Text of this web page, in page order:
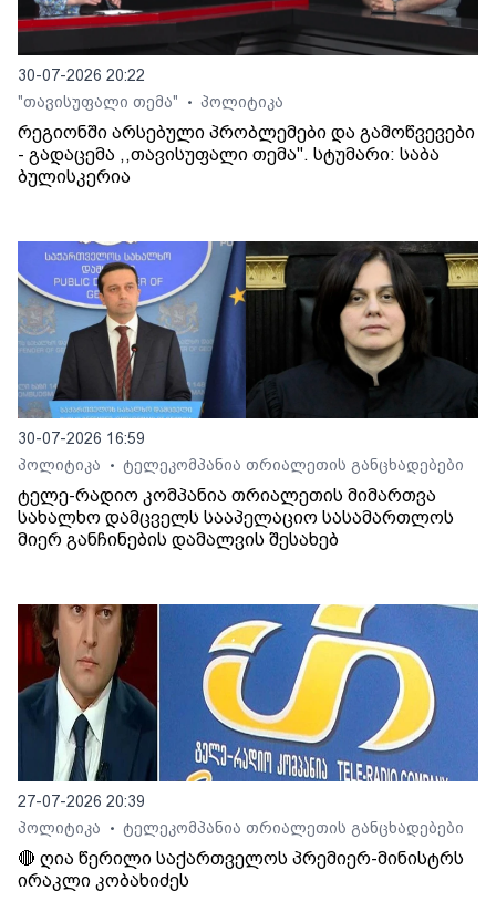
30-07-2026 20:22
"თავისუფალი თემა"
• პოლიტიკა
რეგიონში არსებული პრობლემები და გამოწვევები
- გადაცემა ,,თავისუფალი თემა". სტუმარი: საბა
ბულისკერია
30-07-2026 16:59
პოლიტიკა
• ტელეკომპანია თრიალეთის განცხადებები
ტელე-რადიო კომპანია თრიალეთის მიმართვა
სახალხო დამცველს სააპელაციო სასამართლოს
მიერ განჩინების დამალვის შესახებ
27-07-2026 20:39
პოლიტიკა
• ტელეკომპანია თრიალეთის განცხადებები
🔴 ღია წერილი საქართველოს პრემიერ-მინისტრს
ირაკლი კობახიძეს